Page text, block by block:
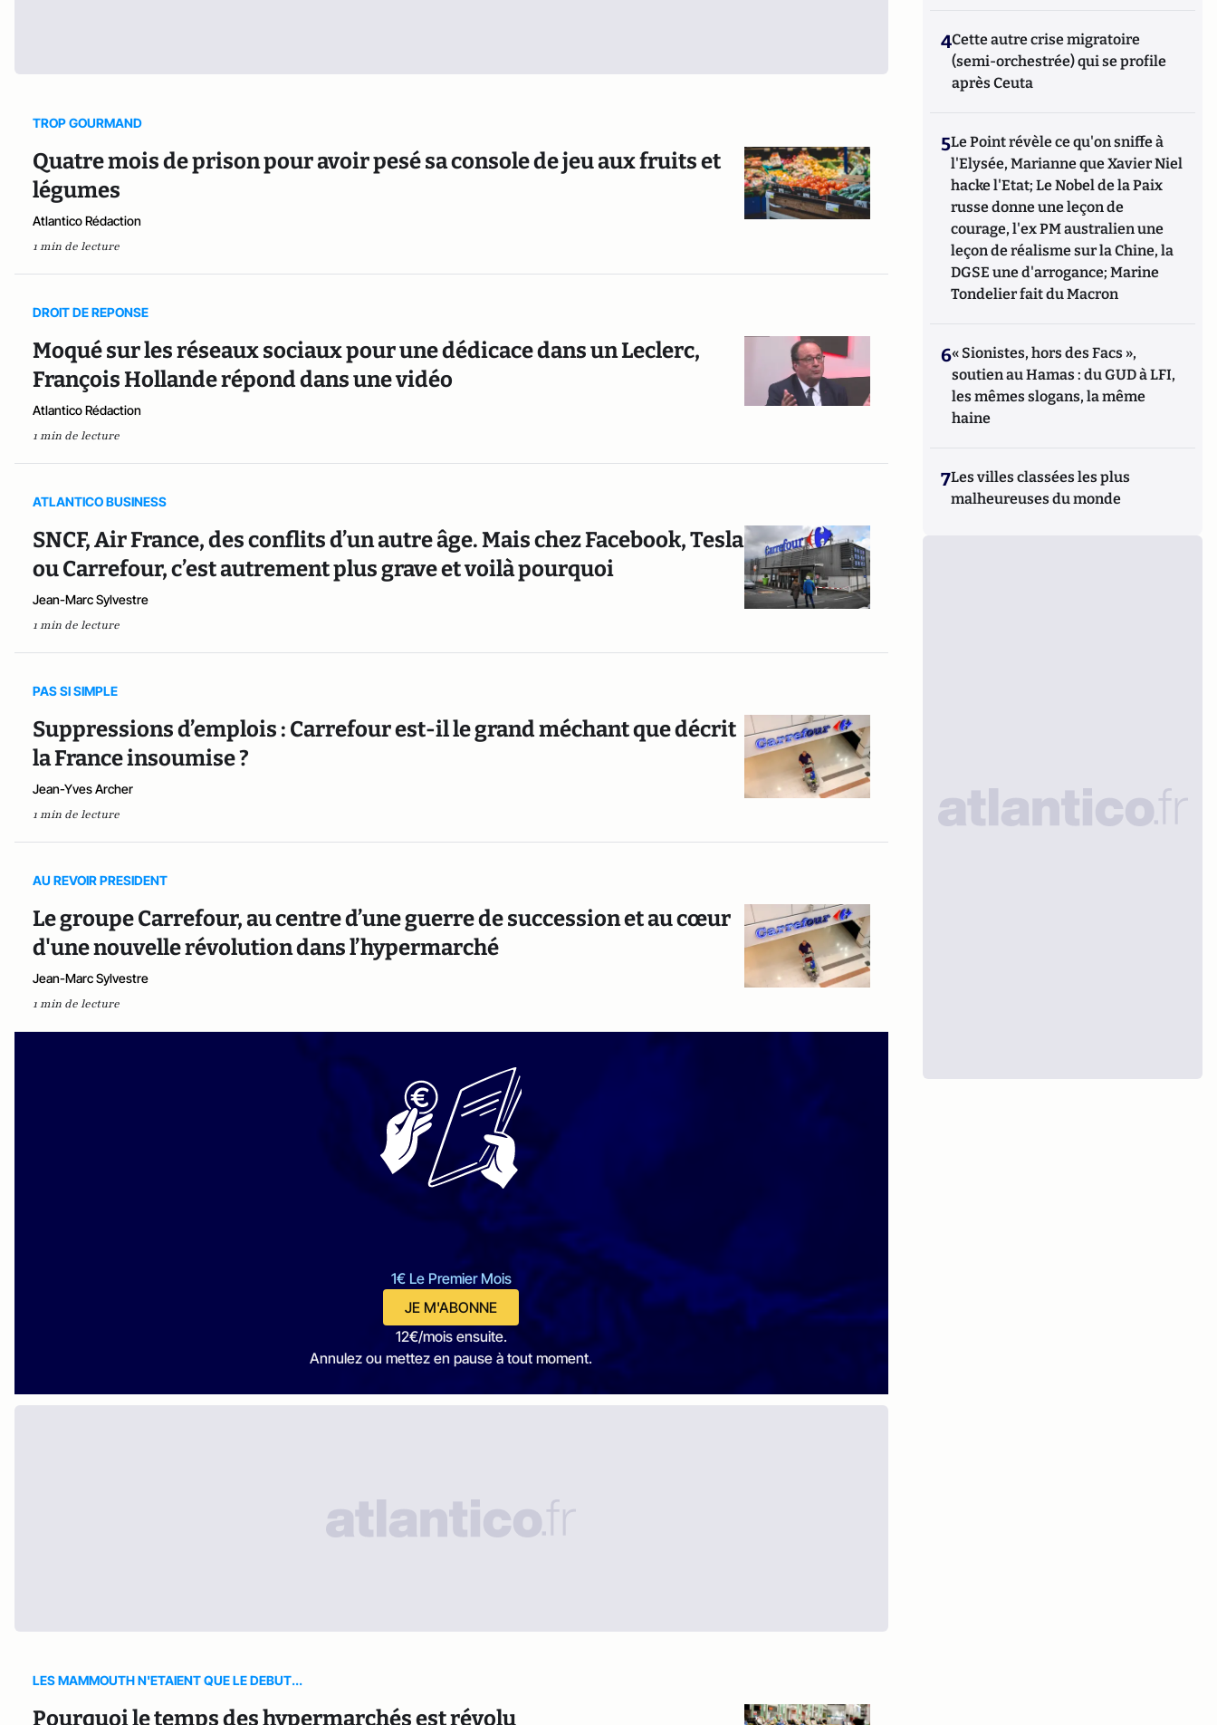
TROP GOURMAND
Quatre mois de prison pour avoir pesé sa console de jeu aux fruits et
légumes
Atlantico Rédaction
1 min de lecture
DROIT DE REPONSE
Moqué sur les réseaux sociaux pour une dédicace dans un Leclerc,
François Hollande répond dans une vidéo
Atlantico Rédaction
1 min de lecture
ATLANTICO BUSINESS
SNCF, Air France, des conflits d’un autre âge. Mais chez Facebook, Tesla
ou Carrefour, c’est autrement plus grave et voilà pourquoi
Jean-Marc Sylvestre
1 min de lecture
PAS SI SIMPLE
Suppressions d’emplois : Carrefour est-il le grand méchant que décrit
la France insoumise ?
Jean-Yves Archer
1 min de lecture
AU REVOIR PRESIDENT
Le groupe Carrefour, au centre d’une guerre de succession et au cœur
d'une nouvelle révolution dans l’hypermarché
Jean-Marc Sylvestre
1 min de lecture
1€ Le Premier Mois
JE M'ABONNE
12€/mois ensuite.
Annulez ou mettez en pause à tout moment.
LES MAMMOUTH N'ETAIENT QUE LE DEBUT...
Pourquoi le temps des hypermarchés est révolu
4Cette autre crise migratoire
(semi-orchestrée) qui se profile
après Ceuta
5Le Point révèle ce qu'on sniffe à
l'Elysée, Marianne que Xavier Niel
hacke l'Etat; Le Nobel de la Paix
russe donne une leçon de
courage, l'ex PM australien une
leçon de réalisme sur la Chine, la
DGSE une d'arrogance; Marine
Tondelier fait du Macron
6« Sionistes, hors des Facs »,
soutien au Hamas : du GUD à LFI,
les mêmes slogans, la même
haine
7Les villes classées les plus
malheureuses du monde